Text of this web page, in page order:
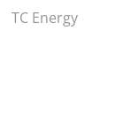
TC Energy